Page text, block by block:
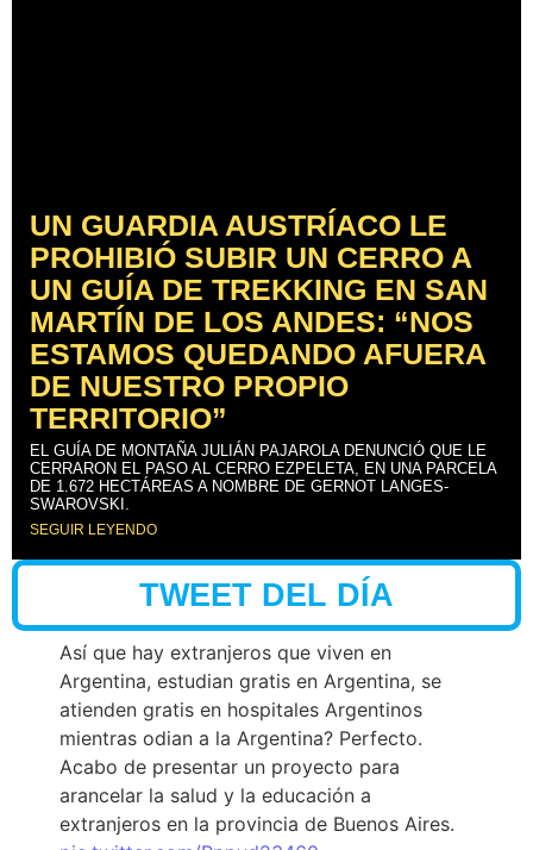
UN GUARDIA AUSTRÍACO LE
PROHIBIÓ SUBIR UN CERRO A
UN GUÍA DE TREKKING EN SAN
MARTÍN DE LOS ANDES: “NOS
ESTAMOS QUEDANDO AFUERA
DE NUESTRO PROPIO
TERRITORIO”
EL GUÍA DE MONTAÑA JULIÁN PAJAROLA DENUNCIÓ QUE LE
CERRARON EL PASO AL CERRO EZPELETA, EN UNA PARCELA
DE 1.672 HECTÁREAS A NOMBRE DE GERNOT LANGES-
SWAROVSKI.
SEGUIR LEYENDO
TWEET DEL DÍA
Así que hay extranjeros que viven en
Argentina, estudian gratis en Argentina, se
atienden gratis en hospitales Argentinos
mientras odian a la Argentina? Perfecto.
Acabo de presentar un proyecto para
arancelar la salud y la educación a
extranjeros en la provincia de Buenos Aires.